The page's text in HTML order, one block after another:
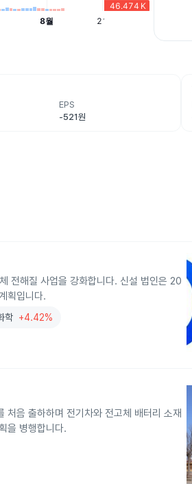
EPS
-521원
전해질 사업을 강화합니다. 신설 법인은 20
획입니다.
학 +4.42%
처음 출하하며 전기차와 전고체 배터리 소재
을 병행합니다.